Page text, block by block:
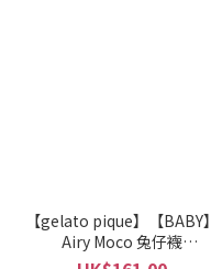
【gelato pique】【BABY】
Airy Moco 兔仔襪
PBGS261629